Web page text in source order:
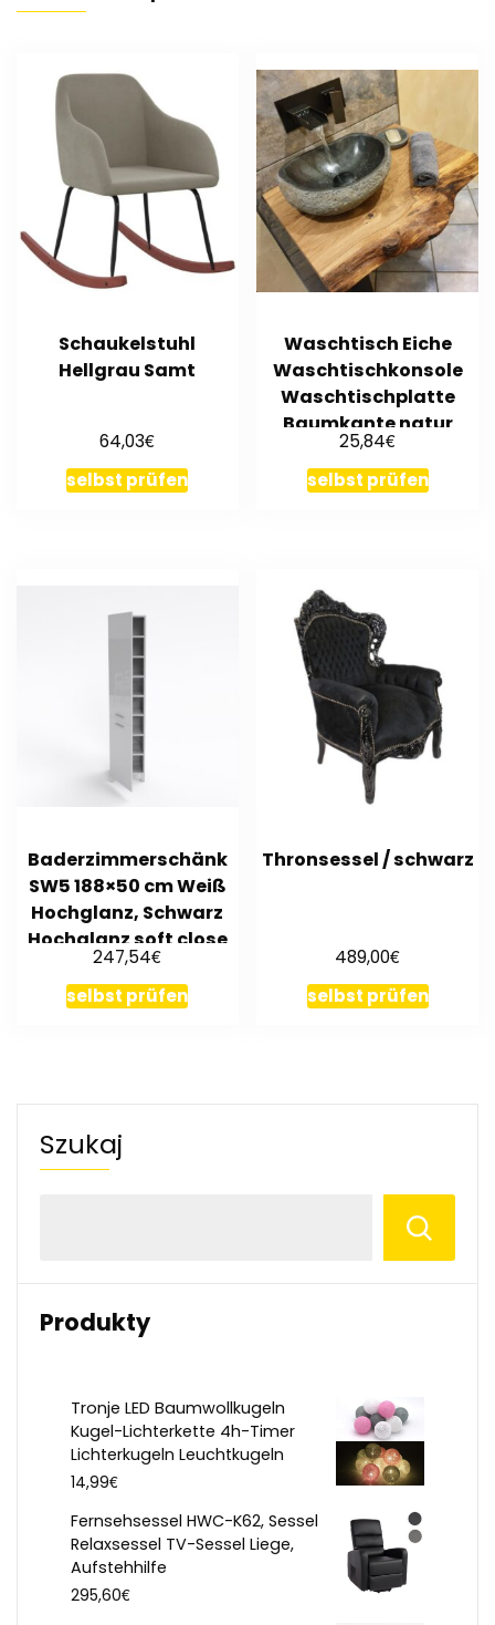
Schaukelstuhl
Hellgrau Samt
64,03€
selbst prüfen
Waschtisch Eiche
Waschtischkonsole
Waschtischplatte
Baumkante natur
geölt
25,84€
selbst prüfen
Baderzimmerschänk
SW5 188×50 cm Weiß
Hochglanz, Schwarz
Hochglanz soft close
247,54€
selbst prüfen
Thronsessel / schwarz
489,00€
selbst prüfen
Szukaj
Produkty
Tronje LED Baumwollkugeln
Kugel-Lichterkette 4h-Timer
Lichterkugeln Leuchtkugeln
14,99€
Fernsehsessel HWC-K62, Sessel
Relaxsessel TV-Sessel Liege,
Aufstehhilfe
295,60€